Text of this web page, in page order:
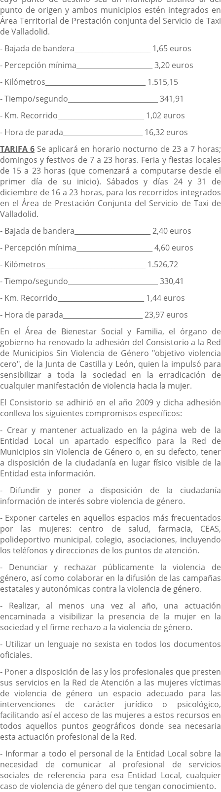
punto de origen y ambos municipios estén integrados en
Área Territorial de Prestación conjunta del Servicio de Taxi
de Valladolid.
- Bajada de bandera______________________ 1,65 euros
- Percepción mínima______________________ 3,20 euros
- Kilómetros_____________________________ 1.515,15
- Tiempo/segundo__________________________ 341,91
- Km. Recorrido_________________________ 1,02 euros
- Hora de parada_______________________ 16,32 euros
TARIFA 6 Se aplicará en horario nocturno de 23 a 7 horas;
domingos y festivos de 7 a 23 horas. Feria y fiestas locales
de 15 a 23 horas (que comenzará a computarse desde el
primer día de su inicio). Sábados y días 24 y 31 de
diciembre de 16 a 23 horas, para los recorridos integrados
en el Área de Prestación Conjunta del Servicio de Taxi de
Valladolid.
- Bajada de bandera______________________ 2,40 euros
- Percepción mínima______________________ 4,60 euros
- Kilómetros_____________________________ 1.526,72
- Tiempo/segundo__________________________ 330,41
- Km. Recorrido_________________________ 1,44 euros
- Hora de parada_______________________ 23,97 euros
En el Área de Bienestar Social y Familia, el órgano de
gobierno ha renovado la adhesión del Consistorio a la Red
de Municipios Sin Violencia de Género "objetivo violencia
cero", de la Junta de Castilla y León, quien la impulsó para
sensibilizar a toda la sociedad en la erradicación de
cualquier manifestación de violencia hacia la mujer.
El Consistorio se adhirió en el año 2009 y dicha adhesión
conlleva los siguientes compromisos específicos:
- Crear y mantener actualizado en la página web de la
Entidad Local un apartado específico para la Red de
Municipios sin Violencia de Género o, en su defecto, tener
a disposición de la ciudadanía en lugar físico visible de la
Entidad esta información.
- Difundir y poner a disposición de la ciudadanía
información de interés sobre violencia de género.
- Exponer carteles en aquellos espacios más frecuentados
por las mujeres: centro de salud, farmacia, CEAS,
polideportivo municipal, colegio, asociaciones, incluyendo
los teléfonos y direcciones de los puntos de atención.
- Denunciar y rechazar públicamente la violencia de
género, así como colaborar en la difusión de las campañas
estatales y autonómicas contra la violencia de género.
- Realizar, al menos una vez al año, una actuación
encaminada a visibilizar la presencia de la mujer en la
sociedad y el firme rechazo a la violencia de género.
- Utilizar un lenguaje no sexista en todos los documentos
oficiales.
- Poner a disposición de las y los profesionales que presten
sus servicios en la Red de Atención a las mujeres víctimas
de violencia de género un espacio adecuado para las
intervenciones de carácter jurídico o psicológico,
facilitando así el acceso de las mujeres a estos recursos en
todos aquellos puntos geográficos donde sea necesaria
esta actuación profesional de la Red.
- Informar a todo el personal de la Entidad Local sobre la
necesidad de comunicar al profesional de servicios
sociales de referencia para esa Entidad Local, cualquier
caso de violencia de género del que tengan conocimiento.